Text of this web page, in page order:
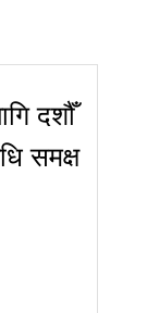
दशौँ
समक्ष